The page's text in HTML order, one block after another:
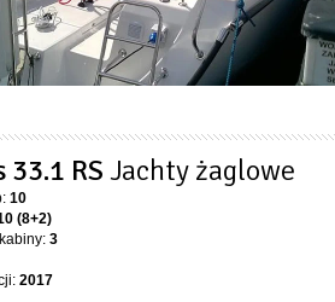
33.1 RS Jachty żaglowe
10
(8+2)
3
2017